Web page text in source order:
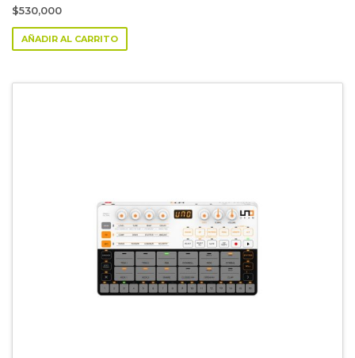
$530,000
AÑADIR AL CARRITO